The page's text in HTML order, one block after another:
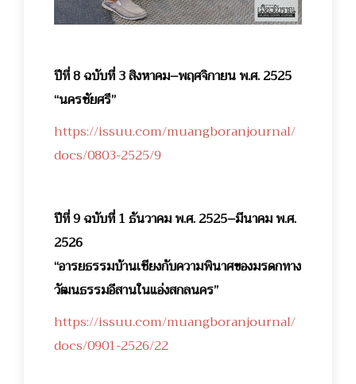
ปีที่ 8 ฉบับที่ 3 สิงหาคม–พฤศจิกายน พ.ศ. 2525
“นครชัยศรี”
https://issuu.com/muangboranjournal/
docs/0803-2525/9
ปีที่ 9 ฉบับที่ 1 ธันวาคม พ.ศ. 2525–มีนาคม พ.ศ.
2526
“อารยธรรมบ้านเชียงกับความพินาศของมรดกทาง
วัฒนธรรมอีสานในแอ่งสกลนคร”
https://issuu.com/muangboranjournal/
docs/0901-2526/22